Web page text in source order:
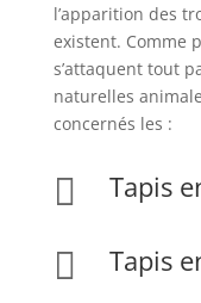
l’apparition des
existent. Comme
s’attaquent tout
naturelles
concernés les :
 Tapis
 Tapis